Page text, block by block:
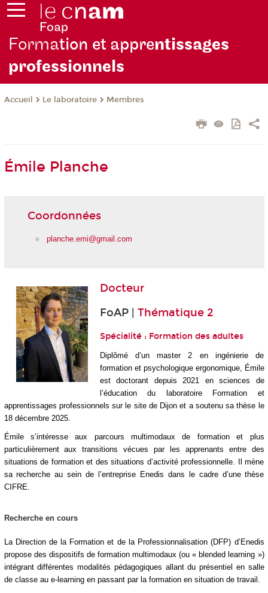
Formation et apprentissages
professionnels
Accueil Le laboratoire Membres
Émile Planche
Coordonnées
planche.emi@gmail.com
Docteur
FoAP | Thématique 2
Spécialité : Formation des adultes
Diplômé d’un master 2 en ingénierie de
formation et psychologique ergonomique, Émile
est doctorant depuis 2021 en sciences de
l’éducation du laboratoire Formation et
apprentissages professionnels sur le site de Dijon et a soutenu sa thèse le
18 décembre 2025.
Émile s’intéresse aux parcours multimodaux de formation et plus
particulièrement aux transitions vécues par les apprenants entre des
situations de formation et des situations d’activité professionnelle. Il mène
sa recherche au sein de l’entreprise Enedis dans le cadre d’une thèse
CIFRE.
Recherche en cours
La Direction de la Formation et de la Professionnalisation (DFP) d’Enedis
propose des dispositifs de formation multimodaux (ou « blended learning »)
intégrant différentes modalités pédagogiques allant du présentiel en salle
de classe au e-learning en passant par la formation en situation de travail.